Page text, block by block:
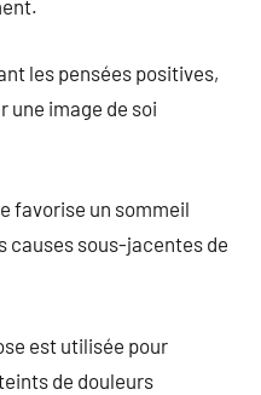
les pensées positives,
une image de soi
favorise un sommeil
causes sous-jacentes de
est utilisée pour
de douleurs